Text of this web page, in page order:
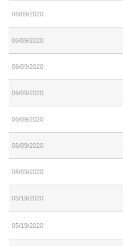
06/09/2020
06/09/2020
06/09/2020
06/09/2020
06/09/2020
06/09/2020
06/09/2020
05/19/2020
05/19/2020